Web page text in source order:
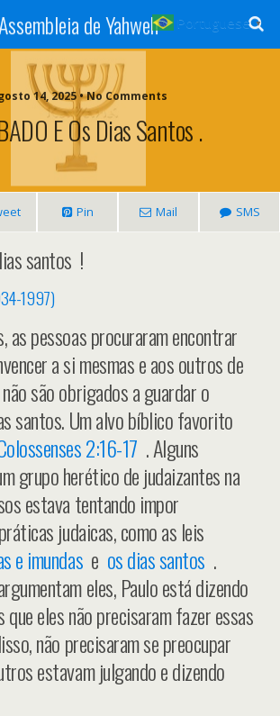
Assembleia de Yahweh
14, 2025 • No Comments
E Os Dias Santos .
Pin Mail SMS
santos !
1997)
as pessoas procuraram encontrar
a si mesmas e aos outros de
são obrigados a guardar o
santos. Um alvo bíblico favorito
2:16-17 . Alguns
grupo herético de judaizantes na
estava tentando impor
judaicas, como as leis
e imundas e os dias santos .
eles, Paulo está dizendo
que eles não precisaram fazer essas
não precisaram se preocupar
estavam julgando e dizendo
Portuguese ▼